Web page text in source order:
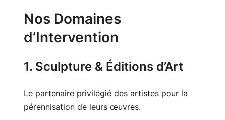
Nos Domaines
d’Intervention
1. Sculpture & Éditions d’Art
Le partenaire privilégié des artistes pour la
pérennisation de leurs œuvres.